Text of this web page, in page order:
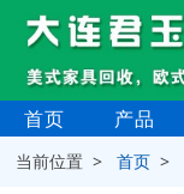
首页 产品
当前位置 >首页 >